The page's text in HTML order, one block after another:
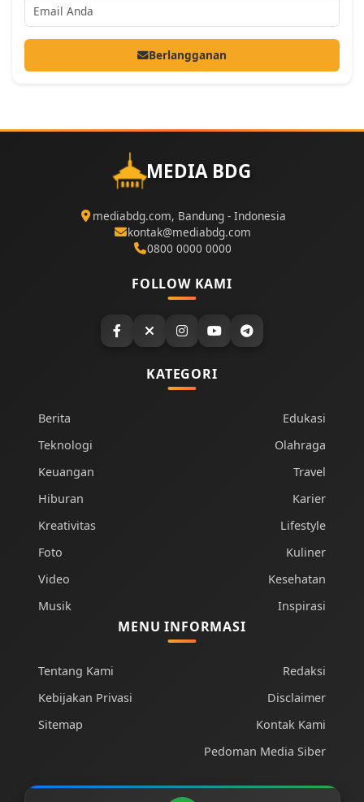
Berlangganan
MEDIA BDG
mediabdg.com, Bandung - Indonesia
kontak@mediabdg.com
0800 0000 0000
FOLLOW KAMI
KATEGORI
Berita
Teknologi
Keuangan
Hiburan
Kreativitas
Foto
Video
Musik
Edukasi
Olahraga
Travel
Karier
Lifestyle
Kuliner
Kesehatan
Inspirasi
MENU INFORMASI
Tentang Kami
Kebijakan Privasi
Sitemap
Redaksi
Disclaimer
Kontak Kami
Pedoman Media Siber